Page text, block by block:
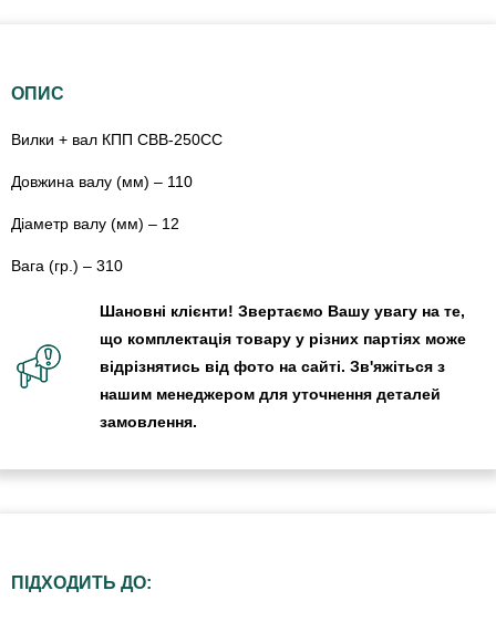
ОПИС
Вилки + вал КПП СВВ-250СС
Довжина валу (мм) – 110
Діаметр валу (мм) – 12
Вага (гр.) – 310
Шановні клієнти! Звертаємо Вашу увагу на те,
що комплектація товару у різних партіях може
відрізнятись від фото на сайті. Зв'яжіться з
нашим менеджером для уточнення деталей
замовлення.
ПІДХОДИТЬ ДО: